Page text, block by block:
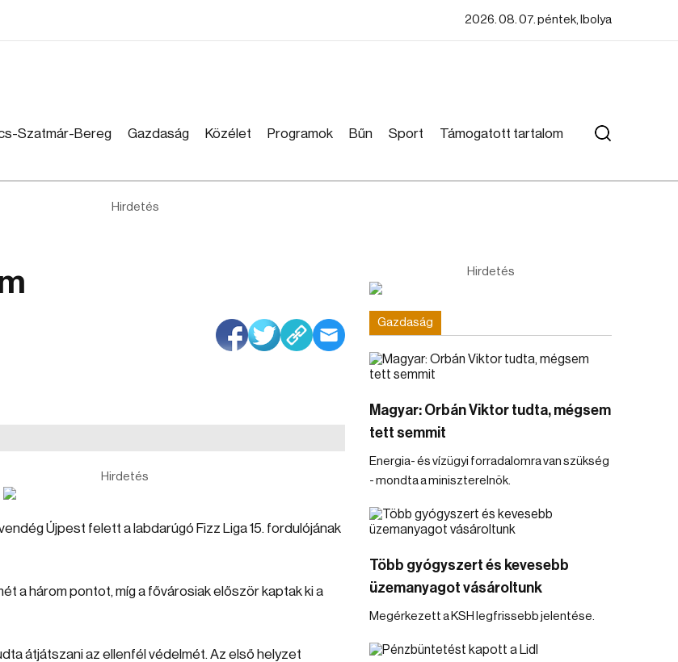
2026. 08. 07. péntek, Ibolya
Szatmár-Bereg Gazdaság Közélet Programok Bűn Sport Támogatott tartalom
Hirdetés
Hirdetés
Újpest felett a labdarúgó Fizz Liga 15. fordulójának
a három pontot, míg a fővárosiak először kaptak ki a
átjátszani az ellenfél védelmét. Az első helyzet
Hirdetés
Gazdaság
Magyar: Orbán Viktor tudta, mégsem
tett semmit
Energia- és vízügyi forradalomra van szükség
- mondta a miniszterelnök.
Több gyógyszert és kevesebb
üzemanyagot vásároltunk
Megérkezett a KSH legfrissebb jelentése.